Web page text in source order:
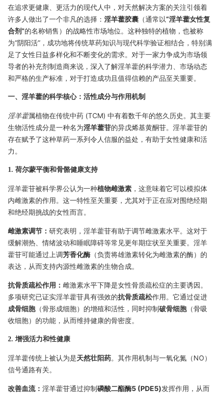
在追求更健康、更活力的现代人中，对天然解决方案的关注引领着
许多人做出了一个非凡的选择： 淫羊藿胶囊 （通常以“淫羊藿女性复
合剂”的名称销售）的战略性市场地位。这种独特的植物，也被称
为“阴阳活”，成功地将传统草药知识与现代科学验证相结合，特别满
足了女性日益多样化和不断变化的需求。对于一家力争成为市场领
导者的补充剂制造商来说，深入了解淫羊藿的科学潜力、市场动态
和严格的生产标准，对于打造成功且值得信赖的产品至关重要。
一、淫羊藿的科学核心：活性成分与作用机制
淫羊藿属植物在传统中药 (TCM) 中有着数千年的悠久历史。其主要
生物活性成分是一种名为淫羊藿苷的异戊烯基黄酮苷。淫羊藿苷的
存在赋予了这种草药一系列令人信服的益处，有助于女性健康和活
力。
1. 荷尔蒙平衡和骨骼健康支持
淫羊藿苷被科学界公认为一种植物雌激素 ，这意味着它可以模拟体
内雌激素的作用。这一特性至关重要，尤其对于正在应对围绝经期
和绝经期挑战的女性而言。
雌激素调节： 研究表明，淫羊藿苷有助于调节雌激素水平。这对于
缓解潮热、情绪波动和睡眠障碍等常见更年期症状至关重要。淫羊
藿苷可能通过上调芳香化酶 （负责将雄激素转化为雌激素的酶）的
表达，从而支持内源性雌激素的生物合成。
抗骨质疏松作用： 雌激素水平下降是女性骨质疏松症的主要诱因。
多项研究已证实淫羊藿苷具有强效的抗骨质疏松作用。它通过促进
成骨细胞（骨形成细胞）的增殖和活性，同时抑制破骨细胞（骨吸
收细胞）的功能，从而维持健康的骨密度。
2. 增强活力和性健康
淫羊藿传统上被认为是天然壮阳药。其作用机制与一氧化氮（NO）
信号通路有关。
改善血流： 淫羊藿苷通过抑制磷酸二酯酶5 (PDE5)发挥作用，从而